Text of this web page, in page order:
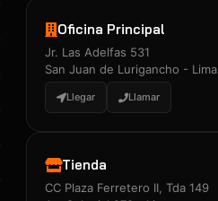
Oficina Principal
Jr. Las Adelfas 531
San Juan de Lurigancho - Lima
Llegar Llamar
Tienda
CC Plaza Ferretero II, Tda 149